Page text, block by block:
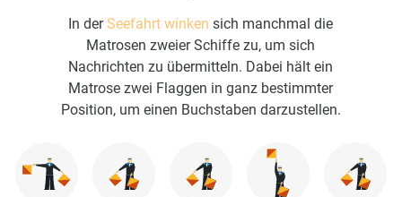
In derSeefahrt winken sich manchmal die
Matrosen zweier Schiffe zu, um sich
Nachrichten zu übermitteln. Dabei hält ein
Matrose zwei Flaggen in ganz bestimmter
Position, um einen Buchstaben darzustellen.